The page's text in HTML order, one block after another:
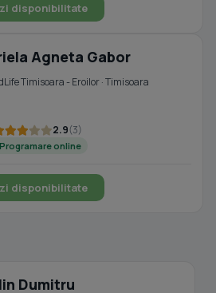
disponibilitate
Agneta Gabor
Timisoara - Eroilor · Timisoara
2.9(3)
online
disponibilitate
Dumitru